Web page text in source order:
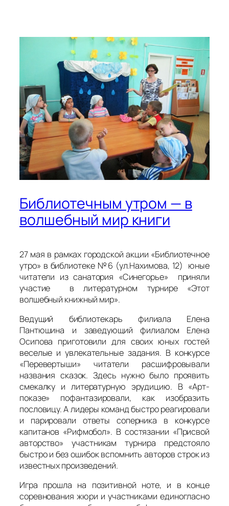
Библиотечным утром — в
волшебный мир книги
27 мая в рамках городской акции «Библиотечное
утро» в библиотеке №6 (ул.Нахимова, 12) юные
читатели из санатория «Синегорье» приняли
участие в литературном турнире «Этот
волшебный книжный мир».
Ведущий библиотекарь филиала Елена
Пантюшина и заведующий филиалом Елена
Осипова приготовили для своих юных гостей
веселые и увлекательные задания. В конкурсе
«Перевертыши» читатели расшифровывали
названия сказок. Здесь нужно было проявить
смекалку и литературную эрудицию. В «Арт-
показе» пофантазировали, как изобразить
пословицу. А лидеры команд быстро реагировали
и парировали ответы соперника в конкурсе
капитанов «Рифмобол». В состязании «Присвой
авторство» участникам турнира предстояло
быстро и без ошибок вспомнить авторов строк из
известных произведений.
Игра прошла на позитивной ноте, и в конце
соревнования жюри и участниками единогласно